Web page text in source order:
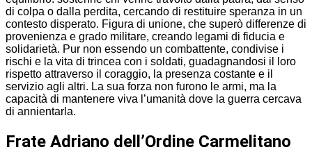
di colpa o dalla perdita, cercando di restituire speranza in un
contesto disperato. Figura di unione, che superò differenze di
provenienza e grado militare, creando legami di fiducia e
solidarietà. Pur non essendo un combattente, condivise i
rischi e la vita di trincea con i soldati, guadagnandosi il loro
rispetto attraverso il coraggio, la presenza costante e il
servizio agli altri. La sua forza non furono le armi, ma la
capacità di mantenere viva l’umanità dove la guerra cercava
di annientarla.
Frate Adriano dell’Ordine Carmelitano